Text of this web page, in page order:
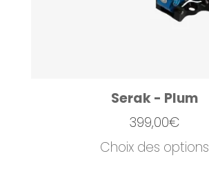
Serak - Plum
399,00€
Choix des options